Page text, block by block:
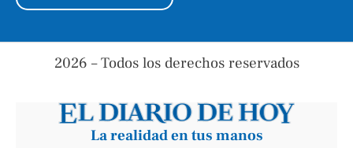
2026 – Todos los derechos reservados
La realidad en tus manos